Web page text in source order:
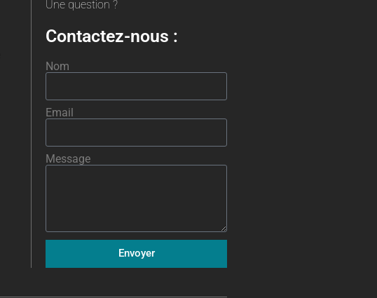
Une question ?
Contactez-nous :
Nom
Email
Message
Envoyer